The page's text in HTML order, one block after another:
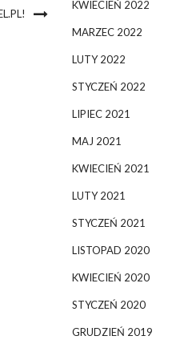
KWIECIEŃ 2022
MARZEC 2022
LUTY 2022
STYCZEŃ 2022
LIPIEC 2021
MAJ 2021
KWIECIEŃ 2021
LUTY 2021
STYCZEŃ 2021
LISTOPAD 2020
KWIECIEŃ 2020
STYCZEŃ 2020
GRUDZIEŃ 2019